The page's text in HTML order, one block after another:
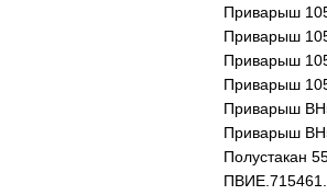
Приварыш
Приварыш
Приварыш
Приварыш
Приварыш
Приварыш
Полустакан